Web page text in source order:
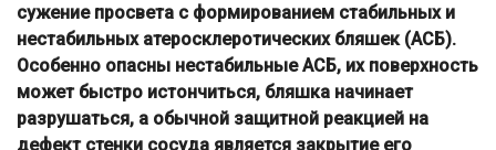
сужение просвета с формированием стабильных и
нестабильных атеросклеротических бляшек (АСБ).
Особенно опасны нестабильные АСБ, их поверхность
может быстро истончиться, бляшка начинает
разрушаться, а обычной защитной реакцией на
дефект стенки сосуда является закрытие его